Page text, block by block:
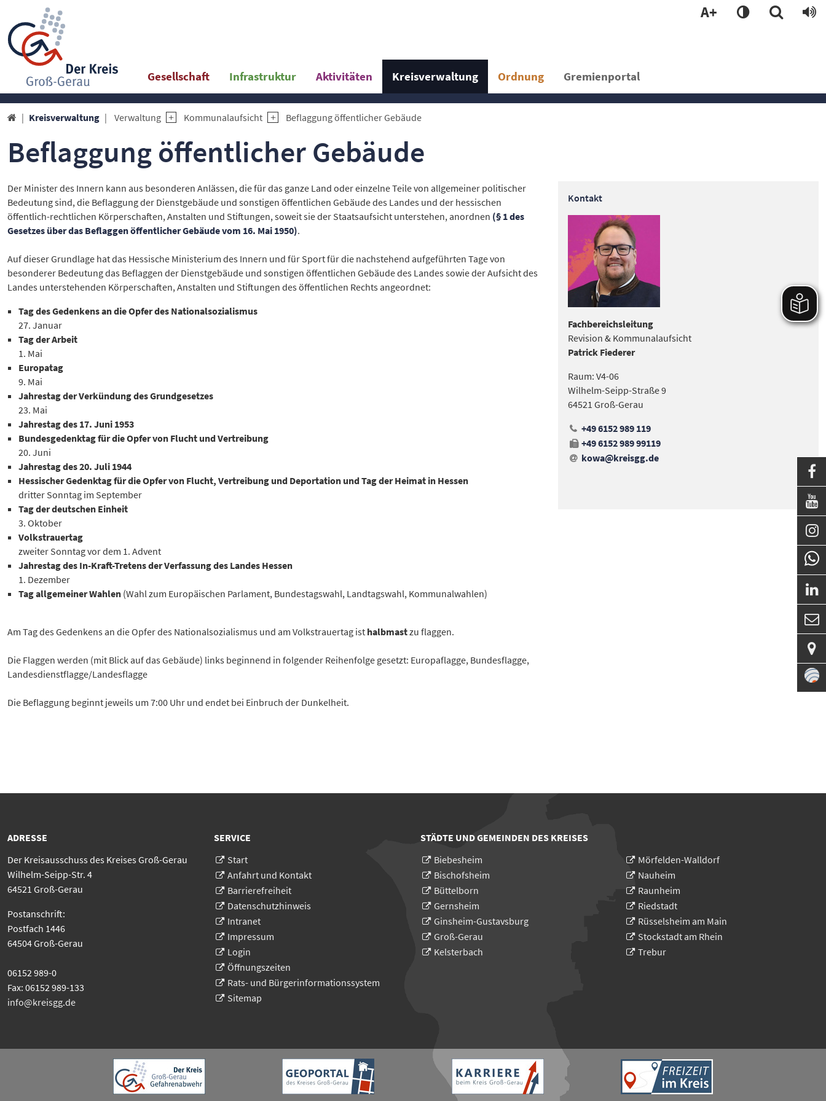
A+
Gesellschaft Infrastruktur Aktivitäten Kreisverwaltung Ordnung Gremienportal
 Kreisverwaltung Verwaltung Kommunalaufsicht Beflaggung öffentlicher Gebäude
Beflaggung öffentlicher Gebäude
Der Minister des Innern kann aus besonderen Anlässen, die für das ganze Land oder einzelne Teile von allgemeiner politischer
Bedeutung sind, die Beflaggung der Dienstgebäude und sonstigen öffentlichen Gebäude des Landes und der hessischen
öffentlich-rechtlichen Körperschaften, Anstalten und Stiftungen, soweit sie der Staatsaufsicht unterstehen, anordnen (§ 1 des
Gesetzes über das Beflaggen öffentlicher Gebäude vom 16. Mai 1950).
Auf dieser Grundlage hat das Hessische Ministerium des Innern und für Sport für die nachstehend aufgeführten Tage von
besonderer Bedeutung das Beflaggen der Dienstgebäude und sonstigen öffentlichen Gebäude des Landes sowie der Aufsicht des
Landes unterstehenden Körperschaften, Anstalten und Stiftungen des öffentlichen Rechts angeordnet:
Tag des Gedenkens an die Opfer des Nationalsozialismus
27. Januar
Tag der Arbeit
1. Mai
Europatag
9. Mai
Jahrestag der Verkündung des Grundgesetzes
23. Mai
Jahrestag des 17. Juni 1953
Bundesgedenktag für die Opfer von Flucht und Vertreibung
20. Juni
Jahrestag des 20. Juli 1944
Hessischer Gedenktag für die Opfer von Flucht, Vertreibung und Deportation und Tag der Heimat in Hessen
dritter Sonntag im September
Tag der deutschen Einheit
3. Oktober
Volkstrauertag
zweiter Sonntag vor dem 1. Advent
Jahrestag des In-Kraft-Tretens der Verfassung des Landes Hessen
1. Dezember
Tag allgemeiner Wahlen (Wahl zum Europäischen Parlament, Bundestagswahl, Landtagswahl, Kommunalwahlen)
Am Tag des Gedenkens an die Opfer des Nationalsozialismus und am Volkstrauertag ist halbmastzu flaggen.
Die Flaggen werden (mit Blick auf das Gebäude) links beginnend in folgender Reihenfolge gesetzt: Europaflagge, Bundesflagge,
Landesdienstflagge/Landesflagge
Die Beflaggung beginnt jeweils um 7:00 Uhr und endet bei Einbruch der Dunkelheit.
Kontakt
Fachbereichsleitung
Revision & Kommunalaufsicht
Patrick Fiederer
Raum: V4-06
Wilhelm-Seipp-Straße 9
64521 Groß-Gerau
+49 6152 989 119
+49 6152 989 99119
kowa@kreisgg.de
ADRESSE
Der Kreisausschuss des Kreises Groß-Gerau
Wilhelm-Seipp-Str. 4
64521 Groß-Gerau
Postanschrift:
Postfach 1446
64504 Groß-Gerau
06152 989-0
Fax: 06152 989-133
info@kreisgg.de
SERVICE
Start
Anfahrt und Kontakt
Barrierefreiheit
Datenschutzhinweis
Intranet
Impressum
Login
Öffnungszeiten
Rats- und Bürgerinformationssystem
Sitemap
STÄDTE UND GEMEINDEN DES KREISES
Biebesheim
Bischofsheim
Büttelborn
Gernsheim
Ginsheim-Gustavsburg
Groß-Gerau
Kelsterbach
Mörfelden-Walldorf
Nauheim
Raunheim
Riedstadt
Rüsselsheim am Main
Stockstadt am Rhein
Trebur





